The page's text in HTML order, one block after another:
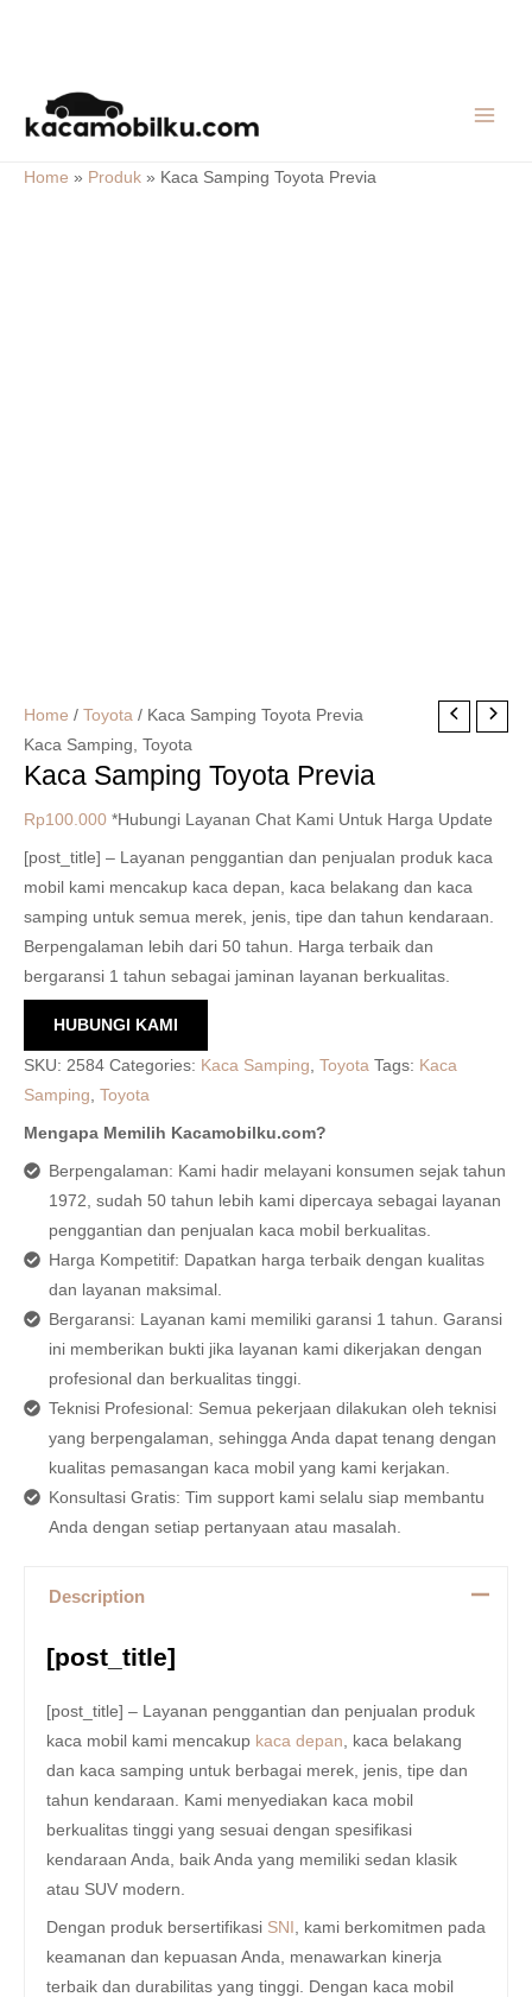
content
Home » Produk » Kaca Samping Toyota Previa
Home / Toyota / Kaca Samping Toyota Previa
Kaca Samping, Toyota
Kaca Samping Toyota Previa
Rp100.000 *Hubungi Layanan Chat Kami Untuk Harga Update
[post_title] – Layanan penggantian dan penjualan produk kaca
mobil kami mencakup kaca depan, kaca belakang dan kaca
samping untuk semua merek, jenis, tipe dan tahun kendaraan.
Berpengalaman lebih dari 50 tahun. Harga terbaik dan
bergaransi 1 tahun sebagai jaminan layanan berkualitas.
HUBUNGI KAMI
SKU: 2584 Categories: Kaca Samping, Toyota Tags: Kaca
Samping, Toyota
Mengapa Memilih Kacamobilku.com?
Berpengalaman: Kami hadir melayani konsumen sejak tahun
1972, sudah 50 tahun lebih kami dipercaya sebagai layanan
penggantian dan penjualan kaca mobil berkualitas.
Harga Kompetitif: Dapatkan harga terbaik dengan kualitas
dan layanan maksimal.
Bergaransi: Layanan kami memiliki garansi 1 tahun. Garansi
ini memberikan bukti jika layanan kami dikerjakan dengan
profesional dan berkualitas tinggi.
Teknisi Profesional: Semua pekerjaan dilakukan oleh teknisi
yang berpengalaman, sehingga Anda dapat tenang dengan
kualitas pemasangan kaca mobil yang kami kerjakan.
Konsultasi Gratis: Tim support kami selalu siap membantu
Anda dengan setiap pertanyaan atau masalah.
Description
[post_title]
[post_title] – Layanan penggantian dan penjualan produk
kaca mobil kami mencakup kaca depan , kaca belakang
dan kaca samping untuk berbagai merek, jenis, tipe dan
tahun kendaraan. Kami menyediakan kaca mobil
berkualitas tinggi yang sesuai dengan spesifikasi
kendaraan Anda, baik Anda yang memiliki sedan klasik
atau SUV modern.
Dengan produk bersertifikasi SNI
, kami berkomitmen pada
keamanan dan kepuasan Anda, menawarkan kinerja
terbaik dan durabilitas yang tinggi. Dengan kaca mobil